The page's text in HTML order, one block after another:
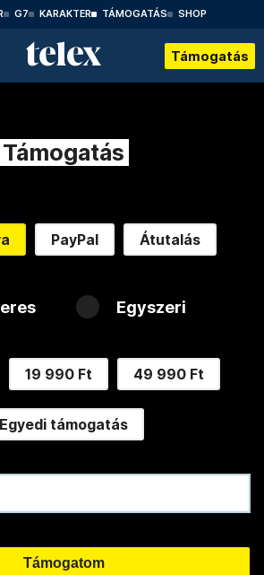
G7 KARAKTER TÁMOGATÁS SHOP
Támogatás
Támogatás
PayPal Átutalás
Egyszeri
19 990 Ft 49 990 Ft
Egyedi támogatás